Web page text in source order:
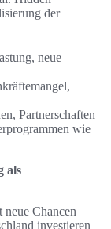
der
neue
Partnerschaften
wie
als
Chancen
investieren